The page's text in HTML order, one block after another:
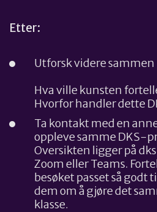
Etter:
Utforsk videre sammen
Hva ville kunsten
Hvorfor handler dette
Ta kontakt med en
oppleve samme DKS-
Oversikten ligger på
Zoom eller Teams.
besøket passet så godt
dem om å gjøre det
klasse.